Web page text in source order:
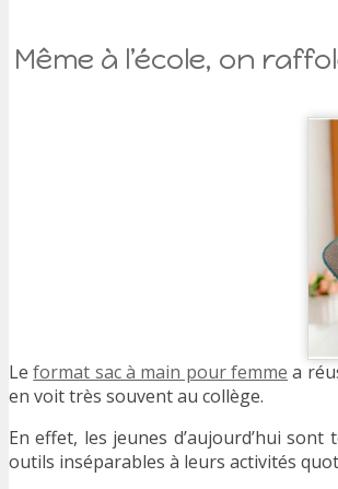
Même à l’école, on
Leformat sac à main pour femme a
en voit très souvent au collège.
En effet, les jeunes d’aujourd’hui
outils inséparables à leurs activités